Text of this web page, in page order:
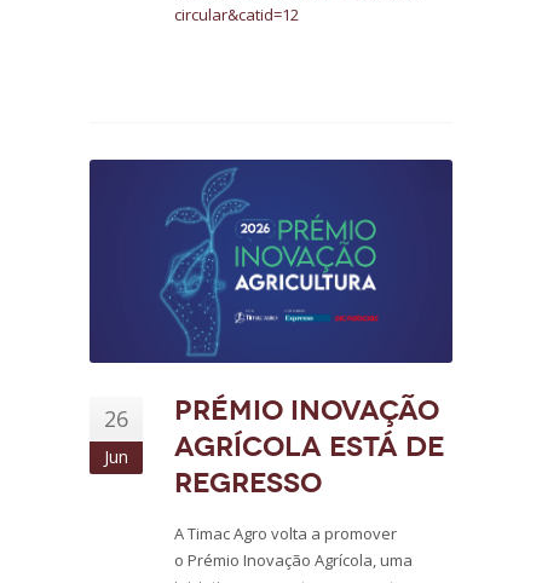
circular&catid=12
26
Jun
Prémio Inovação
Agrícola está de
regresso
A Timac Agro volta a promover
o Prémio Inovação Agrícola, uma